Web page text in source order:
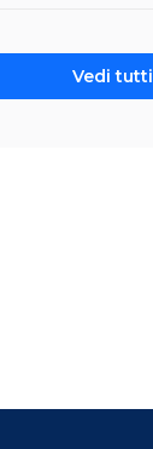
Vedi tutti